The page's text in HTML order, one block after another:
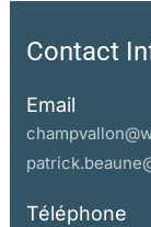
Contact
Email
Téléphone